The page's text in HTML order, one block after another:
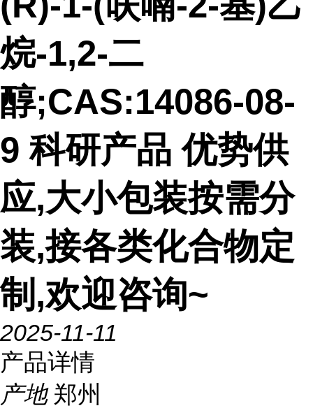
烷-1,2-二
醇;CAS:14086-08-
9 科研产品 优势供
应,大小包装按需分
装,接各类化合物定
制,欢迎咨询~
2025-11-11
产品详情
产地 郑州